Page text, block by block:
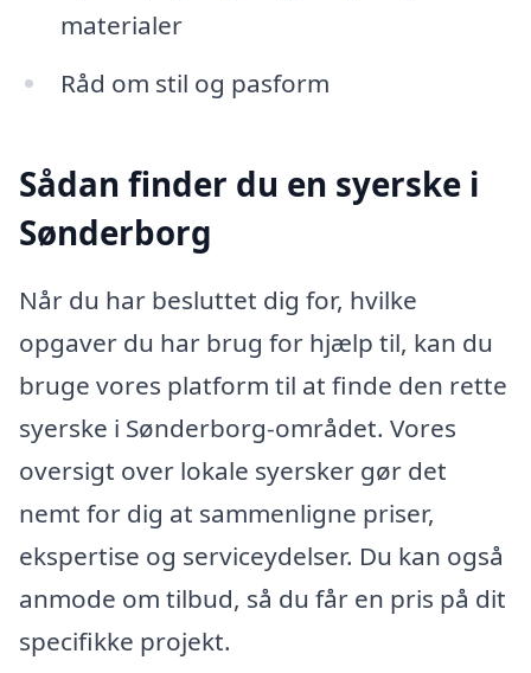
materialer
Råd om stil og pasform
Sådan finder du en syerske i
Sønderborg
Når du har besluttet dig for, hvilke
opgaver du har brug for hjælp til, kan du
bruge vores platform til at finde den rette
syerske i Sønderborg-området. Vores
oversigt over lokale syersker gør det
nemt for dig at sammenligne priser,
ekspertise og serviceydelser. Du kan også
anmode om tilbud, så du får en pris på dit
specifikke projekt.